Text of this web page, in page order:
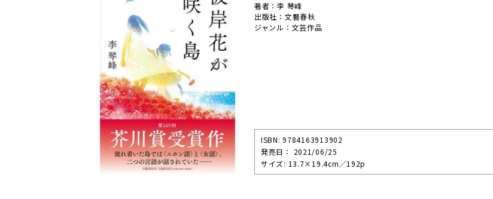
著者：李 琴峰
出版社：文藝春秋
ジャンル：文芸作品
ISBN: 9784163913902
発売⽇： 2021/06/25
サイズ: 13.7×19.4cm／192p